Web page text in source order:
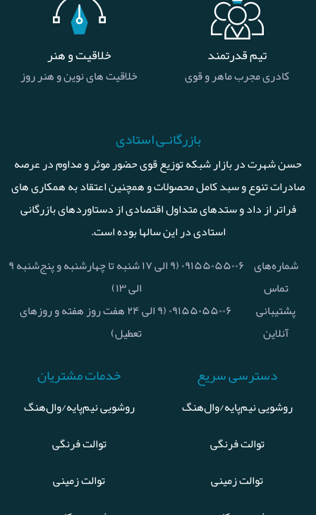
تیم قدرتمند
کادری مجرب ماهر و قوی
خلاقیت و هنر
خلاقیت های نوین و هنر روز
بازرگانـی استادی
حسن شهرت در بازار شبکه توزیع قوی حضور موثر و مداوم در عرصه
صادرات تنوع و سبد کامل محصولات و همچنین اعتقاد به همکاری های
فراتر از داد و ستدهای متداول اقتصادی از دستاوردهای بازرگانی
استادی در این سالها بوده است.
شماره‌های
تماس
۰۹۱۵۵۰۵۵۰۰۶ (۹ الی ۱۷ شنبه تا چهارشنبه و پنج‌شنبه ۹
الی ۱۳)
پشتیبانی
آنلاین
۰۹۱۵۵۰۵۵۰۰۶ (۹ الی ۲۴ هفت روز هفته و روزهای
تعطیل)
دسترسی سریع
روشویی نیم‌پایه/وال‌هنگ
توالت فرنگی
توالت زمینی
خدمات مشتریان
روشویی نیم‌پایه/وال‌هنگ
توالت فرنگی
توالت زمینی